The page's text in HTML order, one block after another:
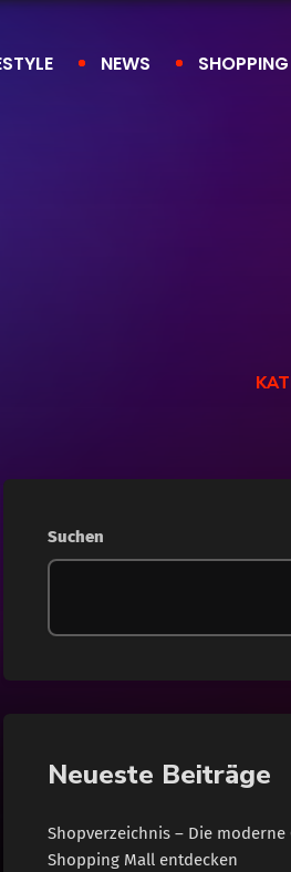
NEWS SHOPPING
Internet
Lifestyle
Shopping
Wohnen
Suchen
Neueste Beiträge
Shopverzeichnis – Die moderne
Shopping Mall entdecken